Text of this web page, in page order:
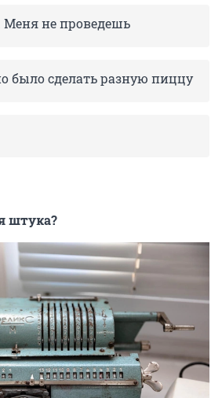
не проведешь
было сделать разную пиццу
штука?